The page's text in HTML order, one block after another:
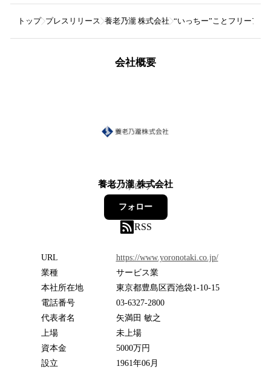
トップ プレスリリース 養老乃瀧 株式会社 “いっちー”ことフリーア
会社概要
養老乃瀧 株式会社
9フォロワー
フォロー
RSS
URL
https://www.yoronotaki.co.jp/
業種
サービス業
本社所在地
東京都豊島区西池袋1-10-15
電話番号
03-6327-2800
代表者名
矢満田 敏之
上場
未上場
資本金
5000万円
設立
1961年06月